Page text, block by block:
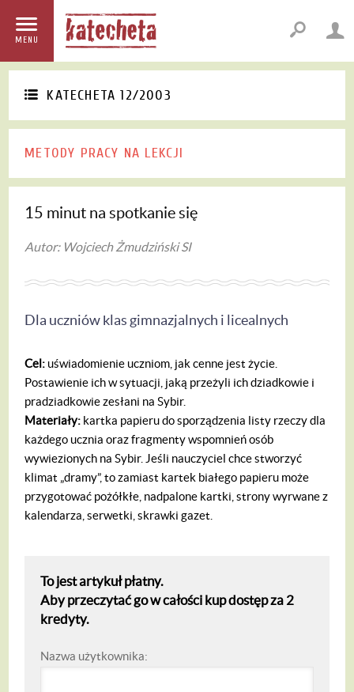
MENU
KATECHETA 12/2003
METODY PRACY NA LEKCJI
15 minut na spotkanie się
Autor: Wojciech Żmudziński SI
Dla uczniów klas gimnazjalnych i licealnych
Cel: uświadomienie uczniom, jak cenne jest życie.
Postawienie ich w sytuacji, jaką przeżyli ich dziadkowie i
pradziadkowie zesłani na Sybir.
Materiały: kartka papieru do sporządzenia listy rzeczy dla
każdego ucznia oraz fragmenty wspomnień osób
wywiezionych na Sybir. Jeśli nauczyciel chce stworzyć
klimat „dramy”, to zamiast kartek białego papieru może
przygotować pożółkłe, nadpalone kartki, strony wyrwane z
kalendarza, serwetki, skrawki gazet.
To jest artykuł płatny.
Aby przeczytać go w całości kup dostęp za 2
kredyty.
Nazwa użytkownika: